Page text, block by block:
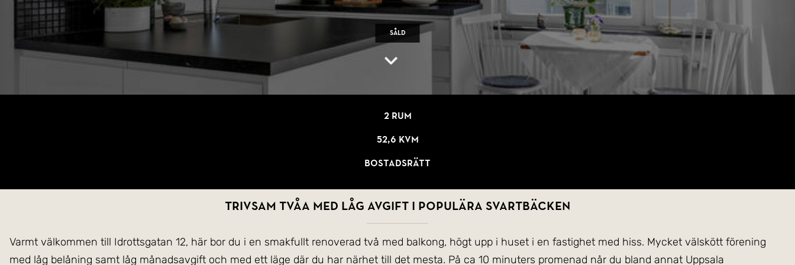
Såld
2 rum
52,6 kvm
Bostadsrätt
Trivsam tvåa med låg avgift i populära Svartbäcken
Varmt välkommen till Idrottsgatan 12, här bor du i en smakfullt renoverad två med balkong, högt upp i huset i en fastighet med hiss. Mycket välskött förening
med låg belåning samt låg månadsavgift och med ett läge där du har närhet till det mesta. På ca 10 minuters promenad når du bland annat Uppsala